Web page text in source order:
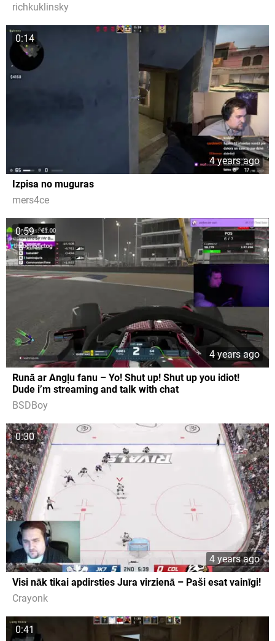
richkuklinsky
0:14
4 years ago
Izpisa no muguras
mers4ce
0:59
4 years ago
Runā ar Angļu fanu – Yo! Shut up! Shut up you idiot!
Dude i’m streaming and talk with chat
BSDBoy
0:30
4 years ago
Visi nāk tikai apdirsties Jura virzienā – Paši esat vainīgi!
Crayonk
0:41